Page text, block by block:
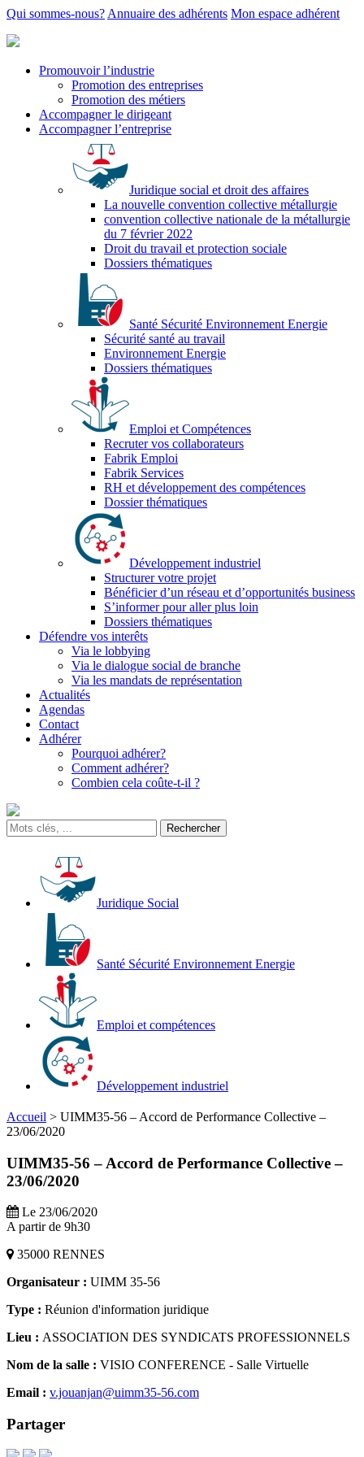
Qui sommes-nous? Annuaire des adhérents Mon espace adhérent
Promouvoir l’industrie
Promotion des entreprises
Promotion des métiers
Accompagner le dirigeant
Accompagner l’entreprise
Juridique social et droit des affaires
La nouvelle convention collective métallurgie
convention collective nationale de la métallurgie
du 7 février 2022
Droit du travail et protection sociale
Dossiers thématiques
Santé Sécurité Environnement Energie
Sécurité santé au travail
Environnement Energie
Dossiers thématiques
Emploi et Compétences
Recruter vos collaborateurs
Fabrik Emploi
Fabrik Services
RH et développement des compétences
Dossier thématiques
Développement industriel
Structurer votre projet
Bénéficier d’un réseau et d’opportunités business
S’informer pour aller plus loin
Dossiers thématiques
Défendre vos interêts
Via le lobbying
Via le dialogue social de branche
Via les mandats de représentation
Actualités
Agendas
Contact
Adhérer
Pourquoi adhérer?
Comment adhérer?
Combien cela coûte-t-il ?
Juridique Social
Santé Sécurité Environnement Energie
Emploi et compétences
Développement industriel
Accueil > UIMM35-56 – Accord de Performance Collective –
23/06/2020
UIMM35-56 – Accord de Performance Collective –
23/06/2020
Le 23/06/2020
A partir de 9h30
35000 RENNES
Organisateur : UIMM 35-56
Type : Réunion d'information juridique
Lieu : ASSOCIATION DES SYNDICATS PROFESSIONNELS
Nom de la salle : VISIO CONFERENCE - Salle Virtuelle
Email : v.jouanjan@uimm35-56.com
Partager